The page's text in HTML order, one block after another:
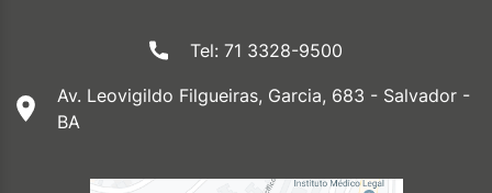
Tel: 71 3328-9500
Av. Leovigildo Filgueiras, Garcia, 683 - Salvador -
BA